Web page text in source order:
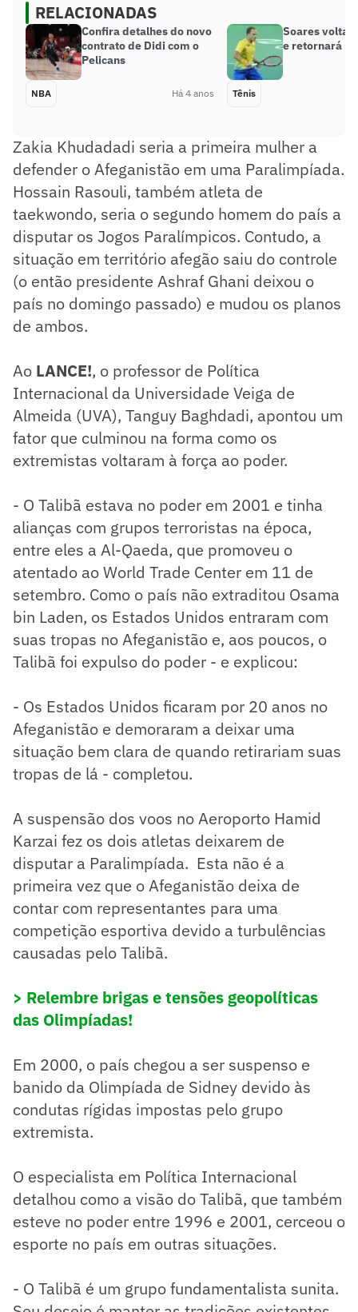
RELACIONADAS
Confira detalhes do novo
contrato de Didi com o
Pelicans
NBA Há 4 anos
Soares volta
e retornará
Tênis
Zakia Khudadadi seria a primeira mulher a
defender o Afeganistão em uma Paralimpíada.
Hossain Rasouli, também atleta de
taekwondo, seria o segundo homem do país a
disputar os Jogos Paralímpicos. Contudo, a
situação em território afegão saiu do controle
(o então presidente Ashraf Ghani deixou o
país no domingo passado) e mudou os planos
de ambos.
Ao LANCE!, o professor de Política
Internacional da Universidade Veiga de
Almeida (UVA), Tanguy Baghdadi, apontou um
fator que culminou na forma como os
extremistas voltaram à força ao poder.
- O Talibã estava no poder em 2001 e tinha
alianças com grupos terroristas na época,
entre eles a Al-Qaeda, que promoveu o
atentado ao World Trade Center em 11 de
setembro. Como o país não extraditou Osama
bin Laden, os Estados Unidos entraram com
suas tropas no Afeganistão e, aos poucos, o
Talibã foi expulso do poder - e explicou:
- Os Estados Unidos ficaram por 20 anos no
Afeganistão e demoraram a deixar uma
situação bem clara de quando retirariam suas
tropas de lá - completou.
A suspensão dos voos no Aeroporto Hamid
Karzai fez os dois atletas deixarem de
disputar a Paralimpíada. Esta não é a
primeira vez que o Afeganistão deixa de
contar com representantes para uma
competição esportiva devido a turbulências
causadas pelo Talibã.
> Relembre brigas e tensões geopolíticas
das Olimpíadas!
Em 2000, o país chegou a ser suspenso e
banido da Olimpíada de Sidney devido às
condutas rígidas impostas pelo grupo
extremista.
O especialista em Política Internacional
detalhou como a visão do Talibã, que também
esteve no poder entre 1996 e 2001, cerceou o
esporte no país em outras situações.
- O Talibã é um grupo fundamentalista sunita.